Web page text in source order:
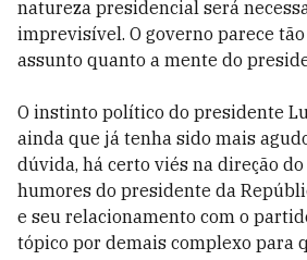
natureza presidencial será
imprevisível. O governo parece
assunto quanto a mente do
O instinto político do presidente
ainda que já tenha sido mais
dúvida, há certo viés na direção do
humores do presidente da
e seu relacionamento com o
tópico por demais complexo para